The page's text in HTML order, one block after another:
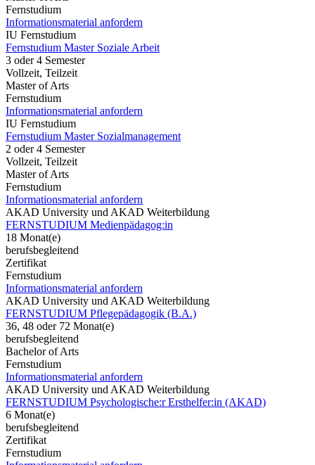
Fernstudium
Informationsmaterial anfordern
IU Fernstudium
Fernstudium Master Soziale Arbeit
3 oder 4 Semester
Vollzeit, Teilzeit
Master of Arts
Fernstudium
Informationsmaterial anfordern
IU Fernstudium
Fernstudium Master Sozialmanagement
2 oder 4 Semester
Vollzeit, Teilzeit
Master of Arts
Fernstudium
Informationsmaterial anfordern
AKAD University und AKAD Weiterbildung
FERNSTUDIUM Medienpädagog:in
18 Monat(e)
berufsbegleitend
Zertifikat
Fernstudium
Informationsmaterial anfordern
AKAD University und AKAD Weiterbildung
FERNSTUDIUM Pflegepädagogik (B.A.)
36, 48 oder 72 Monat(e)
berufsbegleitend
Bachelor of Arts
Fernstudium
Informationsmaterial anfordern
AKAD University und AKAD Weiterbildung
FERNSTUDIUM Psychologische:r Ersthelfer:in (AKAD)
6 Monat(e)
berufsbegleitend
Zertifikat
Fernstudium